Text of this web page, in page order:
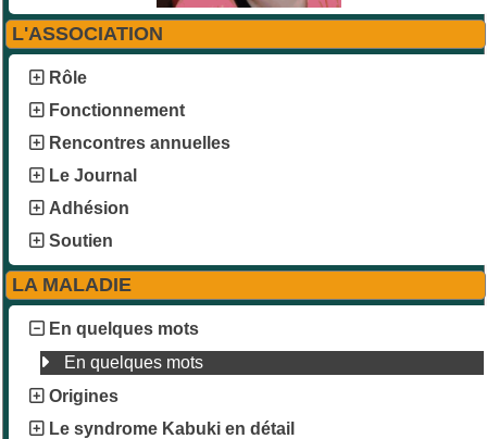
L'ASSOCIATION
Rôle
Fonctionnement
Rencontres annuelles
Le Journal
Adhésion
Soutien
LA MALADIE
En quelques mots
En quelques mots
Origines
Le syndrome Kabuki en détail